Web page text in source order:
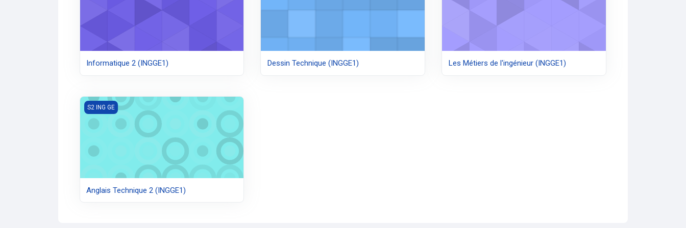
Informatique 2 (INGGE1) Dessin Technique (INGGE1) Les Métiers de l'ingénieur (INGGE1)
Anglais Technique 2 (INGGE1)
S2 ING GE
Anglais Technique 2 (INGGE1)